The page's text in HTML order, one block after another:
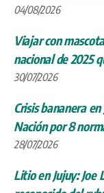
04/08/2026
Viajar con
nacional de 2025
30/07/2026
Crisis bananera
Nación por 8
28/07/2026
Litio en Jujuy: